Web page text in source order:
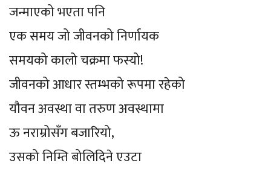
जन्माएको भएता पनि
एक समय जो जीवनको निर्णायक
समयको कालो चक्रमा फस्यो!
जीवनको आधार स्तम्भको रूपमा रहेको
यौवन अवस्था वा तरुण अवस्थामा
ऊ नराम्रोसँग बजारियो,
उसको निम्ति बोलिदिने एउटा